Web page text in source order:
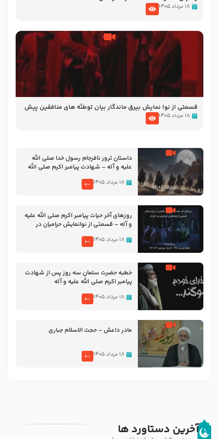
۱۸ مرداد ۱۴۰۵
قسمتی از نوا نمایش بیرق ماندگار بیان توطئه های منافقین پیش
از شهادت پیامبر اکرم صلی الله علیه و آله
۱۸ مرداد ۱۴۰۵
‌‌‌‌‌‌‌داستان ترور نافرجام رسول خدا صلی الله
علیه و آله – شهادت پیامبر اکرم صلی الله
۱۸ مرداد ۱۴۰۵
روزهای آخر حیات پیامبر اکرم صلی الله علیه
و آله – قسمتی از نوانمایش حرامیان در
۱۸ مرداد ۱۴۰۵
خطبه حضرت سلمان سه روز پس از شهادت
پیامبر اکرم صلی الله علیه و آله
۱۸ مرداد ۱۴۰۵
مادر داعش – حجت الاسلام جباری
۱۸ مرداد ۱۴۰۵
آخرین دستاورد ها